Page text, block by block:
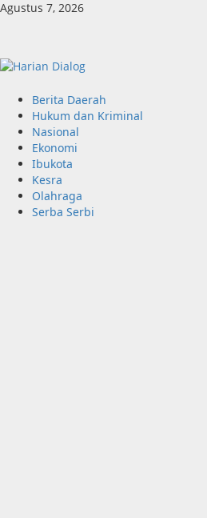
Skip
Agustus 7, 2026
Primary
Menu
Berita Daerah
Hukum dan Kriminal
Nasional
Ekonomi
Ibukota
Kesra
Olahraga
Serba Serbi